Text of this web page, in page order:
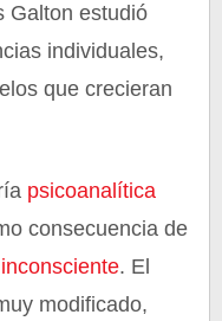
Galton estudió
individuales,
que crecieran
psicoanalítica
consecuencia de
inconsciente. El
modificado,